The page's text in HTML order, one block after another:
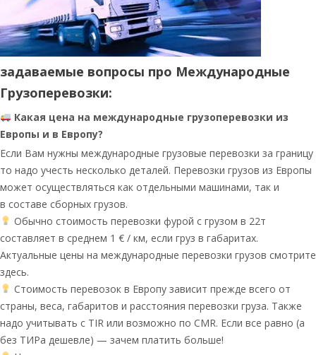
задаваемые вопросы про Международные
Грузоперевозки:
Какая цена на международные грузоперевозки из
Европы и в Европу?
Если Вам нужны международные грузовые перевозки за границу
то надо учесть несколько деталей. Перевозки грузов из Европы
может осуществляться как отдельными машинами, так и
в составе сборных грузов.
Обычно стоимость перевозки фурой с грузом в 22т
составляет в среднем 1 € / км, если груз в габаритах.
Актуальные цены на международные перевозки грузов смотрите
здесь.
Стоимость перевозок в Европу зависит прежде всего от
страны, веса, габаритов и расстояния перевозки груза. Также
надо учитывать с TIR или возможно по CMR. Если все равно (а
без ТИРа дешевле) — зачем платить больше!